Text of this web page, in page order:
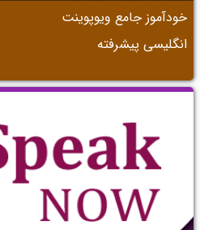
خودآموز جامع ویوپوینت
انگلیسی پیشرفته